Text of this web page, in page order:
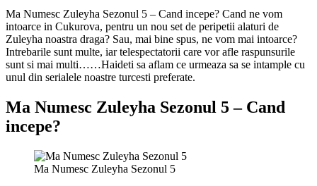
Ma Numesc Zuleyha Sezonul 5 – Cand incepe? Cand ne vom
intoarce in Cukurova, pentru un nou set de peripetii alaturi de
Zuleyha noastra draga? Sau, mai bine spus, ne vom mai intoarce?
Intrebarile sunt multe, iar telespectatorii care vor afle raspunsurile
sunt si mai multi……Haideti sa aflam ce urmeaza sa se intample cu
unul din serialele noastre turcesti preferate.
Ma Numesc Zuleyha Sezonul 5 – Cand
incepe?
Ma Numesc Zuleyha Sezonul 5